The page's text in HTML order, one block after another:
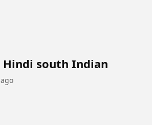
south Indian